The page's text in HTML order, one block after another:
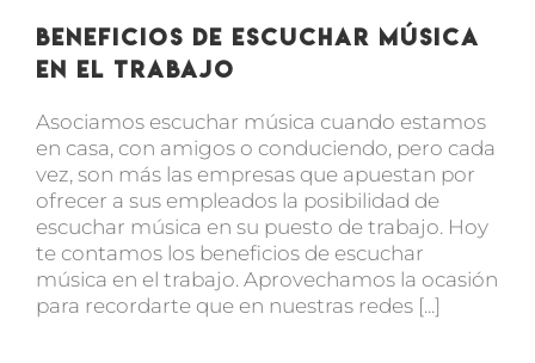
Beneficios de escuchar música
en el trabajo
Asociamos escuchar música cuando estamos
en casa, con amigos o conduciendo, pero cada
vez, son más las empresas que apuestan por
ofrecer a sus empleados la posibilidad de
escuchar música en su puesto de trabajo. Hoy
te contamos los beneficios de escuchar
música en el trabajo. Aprovechamos la ocasión
para recordarte que en nuestras redes [...]